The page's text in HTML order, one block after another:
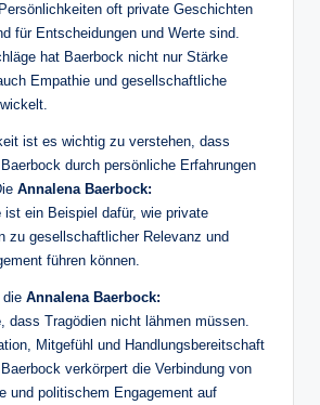
oft private Geschichten
für Entscheidungen und Werte sind.
hat Baerbock nicht nur Stärke
Empathie und gesellschaftliche
ist es wichtig zu verstehen, dass
durch persönliche Erfahrungen
Annalena Baerbock:
ist ein Beispiel dafür, wie private
zu gesellschaftlicher Relevanz und
führen können.
die Annalena Baerbock:
, dass Tragödien nicht lähmen müssen.
Mitgefühl und Handlungsbereitschaft
verkörpert die Verbindung von
und politischem Engagement auf